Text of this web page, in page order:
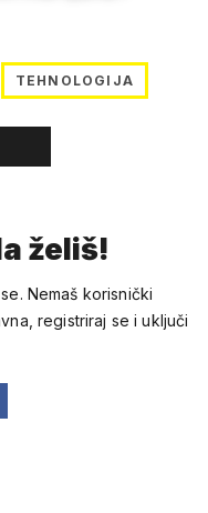
TEHNOLOGIJA
želiš!
Nemaš korisnički
registriraj se i uključi